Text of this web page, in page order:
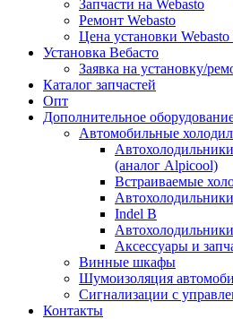
Запчасти на Webasto
Ремонт Webasto
Цена установки
Установка Вебасто
Заявка на установку/
Каталог запчастей
Опт
Дополнительное
Автомобильные
(аналог Alpicool)
Встраиваемые
Indel B
Аксессуары и
Винные шкафы
Шумоизоляция
Сигнализации с
Контакты